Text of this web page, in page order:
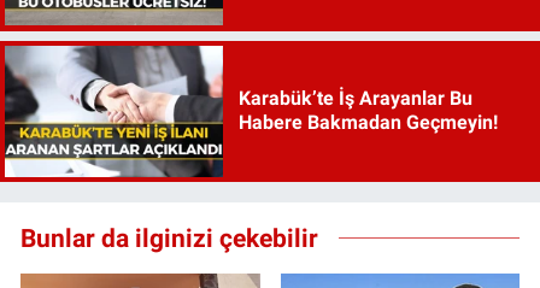
Karabük’te İş Arayanlar Bu
Habere Bakmadan Geçmeyin!
Bunlar da ilginizi çekebilir